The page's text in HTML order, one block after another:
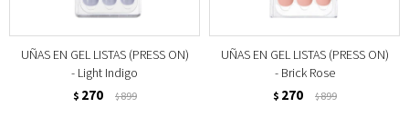
UÑAS EN GEL LISTAS (PRESS ON)
- Light Indigo
$ 270 $899
UÑAS EN GEL LISTAS (PRESS ON)
- Brick Rose
$ 270 $899